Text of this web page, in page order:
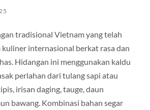
tradisional Vietnam yang telah
kuliner internasional berkat rasa dan
Hidangan ini menggunakan kaldu
perlahan dari tulang sapi atau
irisan daging, tauge, daun
bawang. Kombinasi bahan segar